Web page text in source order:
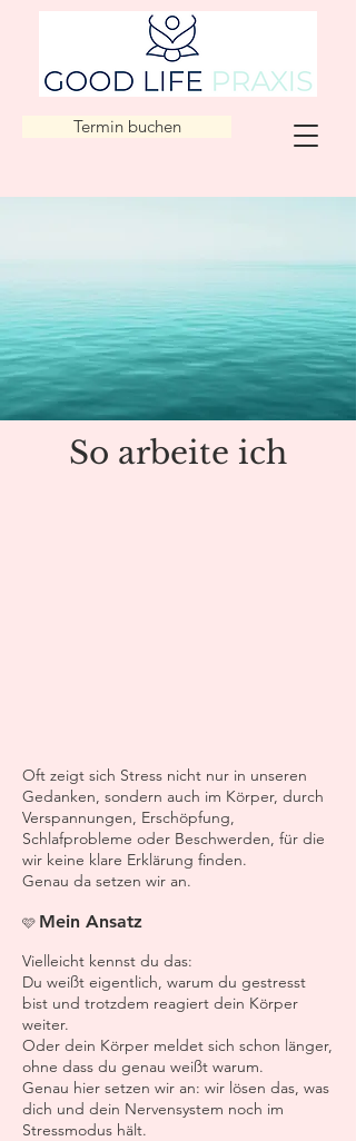
Termin buchen
So arbeite ich
Oft zeigt sich Stress nicht nur in unseren
Gedanken, sondern auch im Körper, durch
Verspannungen, Erschöpfung,
Schlafprobleme oder Beschwerden, für die
wir keine klare Erklärung finden.
Genau da setzen wir an.
🩷 Mein Ansatz
Vielleicht kennst du das:
Du weißt eigentlich, warum du gestresst
bist und trotzdem reagiert dein Körper
weiter.
Oder dein Körper meldet sich schon länger,
ohne dass du genau weißt warum.
Genau hier setzen wir an: wir lösen das, was
dich und dein Nervensystem noch im
Stressmodus hält.